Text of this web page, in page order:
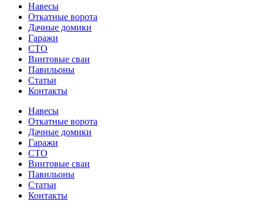
Навесы
Откатные ворота
Дачные домики
Гаражи
СТО
Винтовые сваи
Павильоны
Статьи
Контакты
Навесы
Откатные ворота
Дачные домики
Гаражи
СТО
Винтовые сваи
Павильоны
Статьи
Контакты